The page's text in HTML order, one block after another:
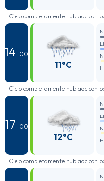
Cielo completamente nublado con
14 : 00
11°C
Cielo completamente nublado con
17 : 00
12°C
Cielo completamente nublado con